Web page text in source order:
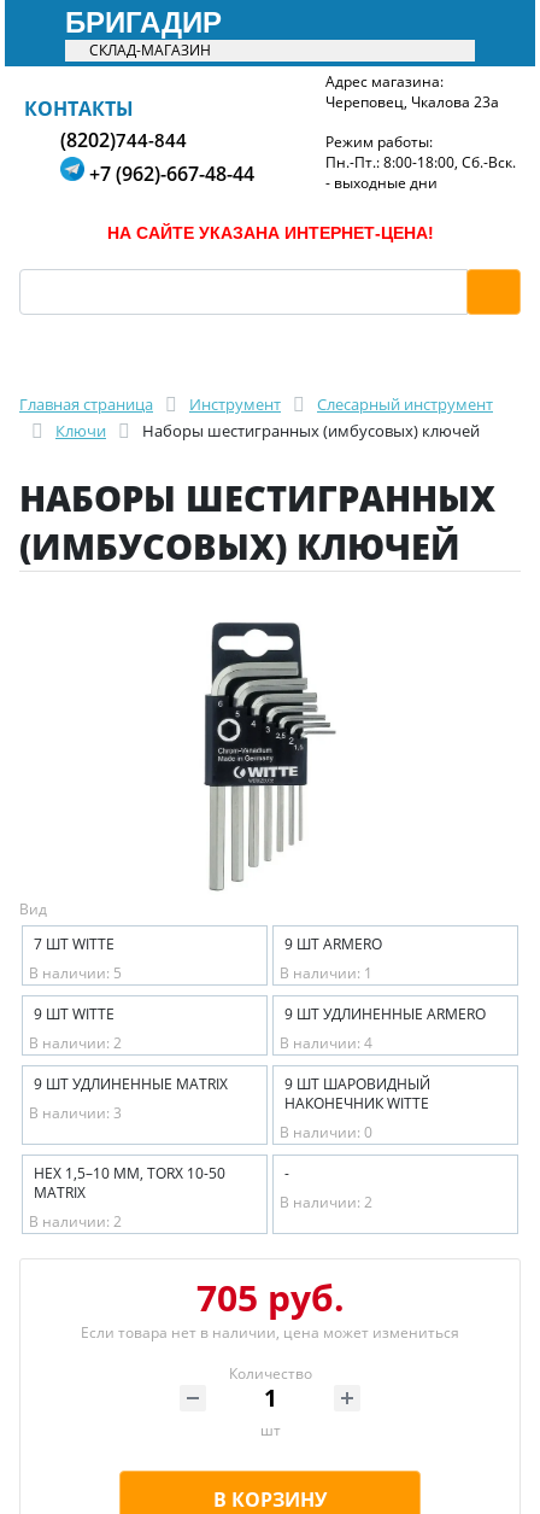
БРИГАДИР
СКЛАД-МАГАЗИН
БРИГАДИР
КОНТАКТЫ
(8202)744-844
+7 (962)-667-48-44
Адрес магазина:
Череповец, Чкалова 23а
Режим работы:
Пн.-Пт.: 8:00-18:00, Сб.-Вск.
- выходные дни
НА САЙТЕ УКАЗАНА ИНТЕРНЕТ-ЦЕНА!
Главная страница Инструмент
Слесарный инструмент
Ключи
Наборы шестигранных (имбусовых) ключей
НАБОРЫ ШЕСТИГРАННЫХ
(ИМБУСОВЫХ) КЛЮЧЕЙ
Вид
7 ШТ WITTE
В наличии: 5
9 ШТ ARMERO
В наличии: 1
9 ШТ WITTE
В наличии: 2
9 ШТ УДЛИНЕННЫЕ ARMERO
В наличии: 4
9 ШТ УДЛИНЕННЫЕ MATRIX
В наличии: 3
9 ШТ ШАРОВИДНЫЙ
НАКОНЕЧНИК WITTE
В наличии: 0
HEX 1,5–10 ММ, TORX 10-50
MATRIX
В наличии: 2
-
В наличии: 2
705 руб.
Если товара нет в наличии, цена может измениться
Количество
шт
В КОРЗИНУ